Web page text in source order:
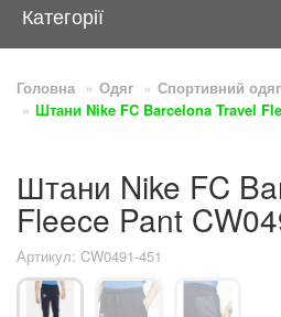
Категорії
Головна Одяг Спортивний одяг
Штани Nike FC Barcelona Travel
Штани Nike FC
Fleece Pant
Артикул: CW0491-451